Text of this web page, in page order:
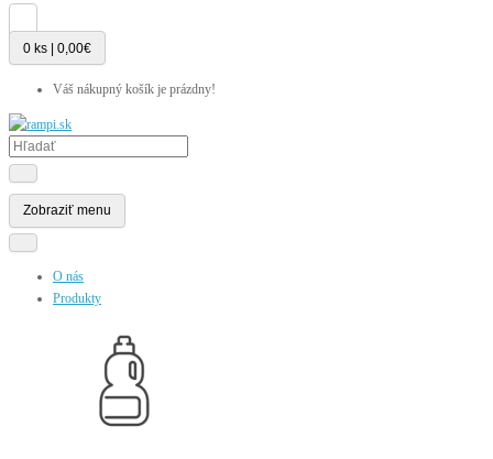
0 ks | 0,00€
Váš nákupný košík je prázdny!
Zobraziť menu
O nás
Produkty